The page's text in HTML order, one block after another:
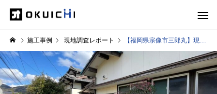
施工事例 現地調査レポート 【福岡県宗像市三郎丸】現地調査レポート